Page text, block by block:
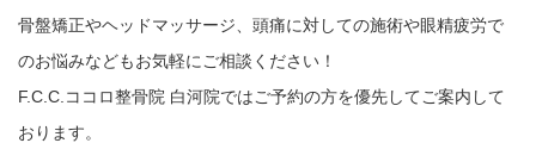
骨盤矯正やヘッドマッサージ、頭痛に対しての施術や眼精疲労で
のお悩みなどもお気軽にご相談ください！
F.C.C.ココロ整骨院 白河院ではご予約の方を優先してご案内して
おります。